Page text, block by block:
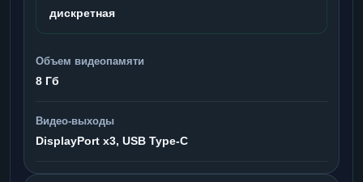
дискретная
Объем видеопамяти
8 Гб
Видео-выходы
DisplayPort x3, USB Type-C